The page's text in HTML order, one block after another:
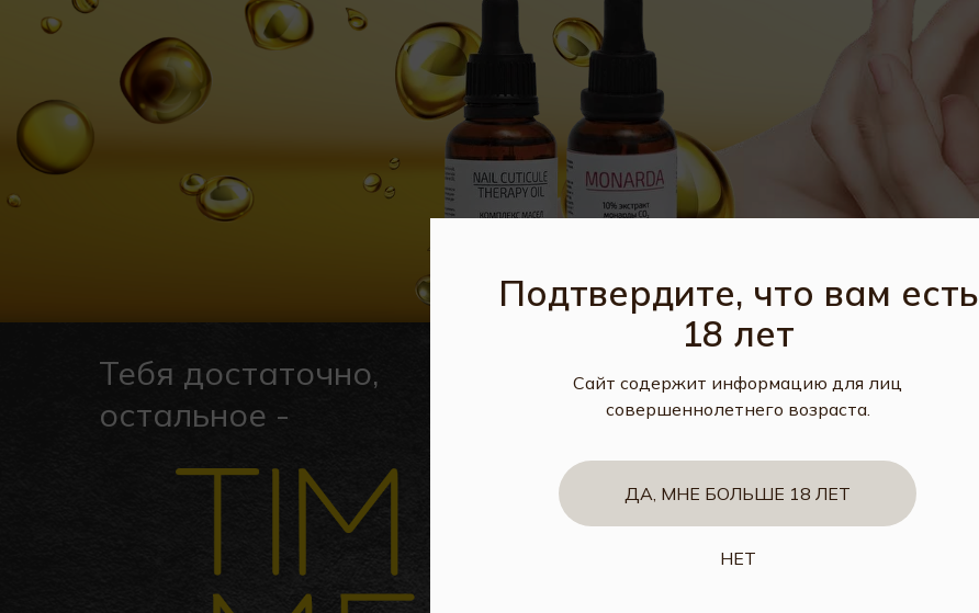
Подтвердите, что вам есть
18 лет
Сайт содержит информацию для лиц
совершеннолетнего возраста.
ДА, МНЕ БОЛЬШЕ 18 ЛЕТ
НЕТ
Тебя достаточно,
остальное -